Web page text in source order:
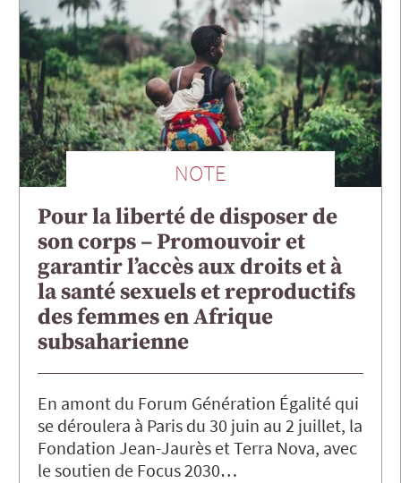
NOTE
Pour la liberté de disposer de
son corps – Promouvoir et
garantir l’accès aux droits et à
la santé sexuels et reproductifs
des femmes en Afrique
subsaharienne
En amont du Forum Génération Égalité qui
se déroulera à Paris du 30 juin au 2 juillet, la
Fondation Jean-Jaurès et Terra Nova, avec
le soutien de Focus 2030…